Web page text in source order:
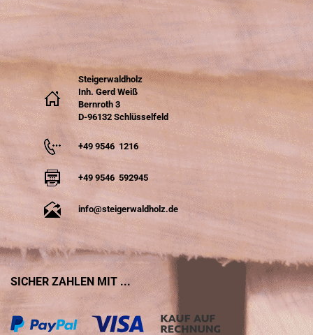
Steigerwaldholz
Inh. Gerd Weiß
Bernroth 3
D-96132 Schlüsselfeld
+49 9546 1216
+49 9546 592945
info@steigerwaldholz.de
SICHER ZAHLEN MIT ...